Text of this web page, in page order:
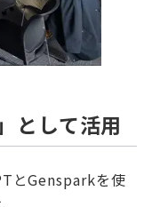
として活用
とGensparkを使